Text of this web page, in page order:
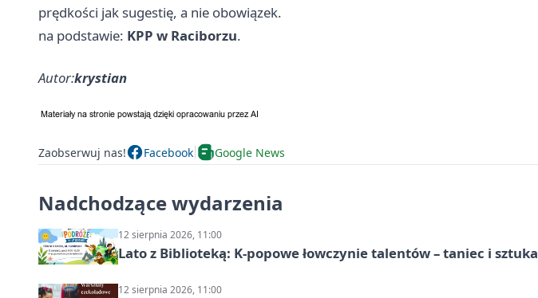
prędkości jak sugestię, a nie obowiązek.
na podstawie: KPP w Raciborzu.
Autor:krystian
Zaobserwuj nas! Facebook Google News
Nadchodzące wydarzenia
12 sierpnia 2026, 11:00
Lato z Biblioteką: K-popowe łowczynie talentów – taniec i sztuka
12 sierpnia 2026, 11:00